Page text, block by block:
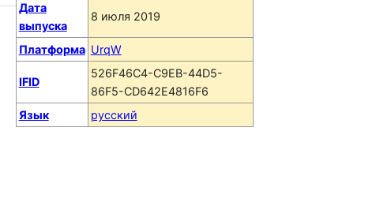
Дата
выпуска
8 июля 2019
Платформа UrqW
IFID
526F46C4-C9EB-44D5-
86F5-CD642E4816F6
Язык
русский